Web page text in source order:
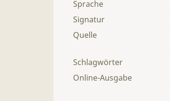
Sprache
Signatur
Quelle
Schlagwörter
Online-Ausgabe